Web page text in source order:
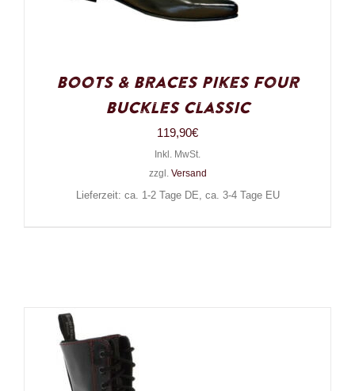
Boots & Braces Pikes Four
Buckles Classic
119,90€
Inkl. MwSt.
zzgl. Versand
Lieferzeit: ca. 1-2 Tage DE, ca. 3-4 Tage EU